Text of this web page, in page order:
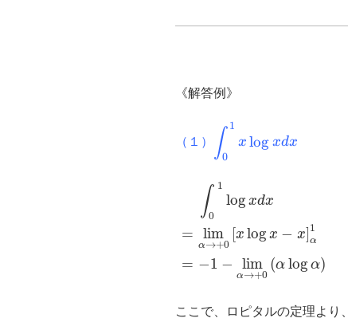
《解答例》
（１）
\displaystyle
\int_0^1 x
∫0
1
x log xdx
∫ 1
0
log xdx
= lim
α→+0
[x log x − x]1
α
= −1 − lim
α→+0
(α log α)
1 log
ここで、ロピタルの定理より、